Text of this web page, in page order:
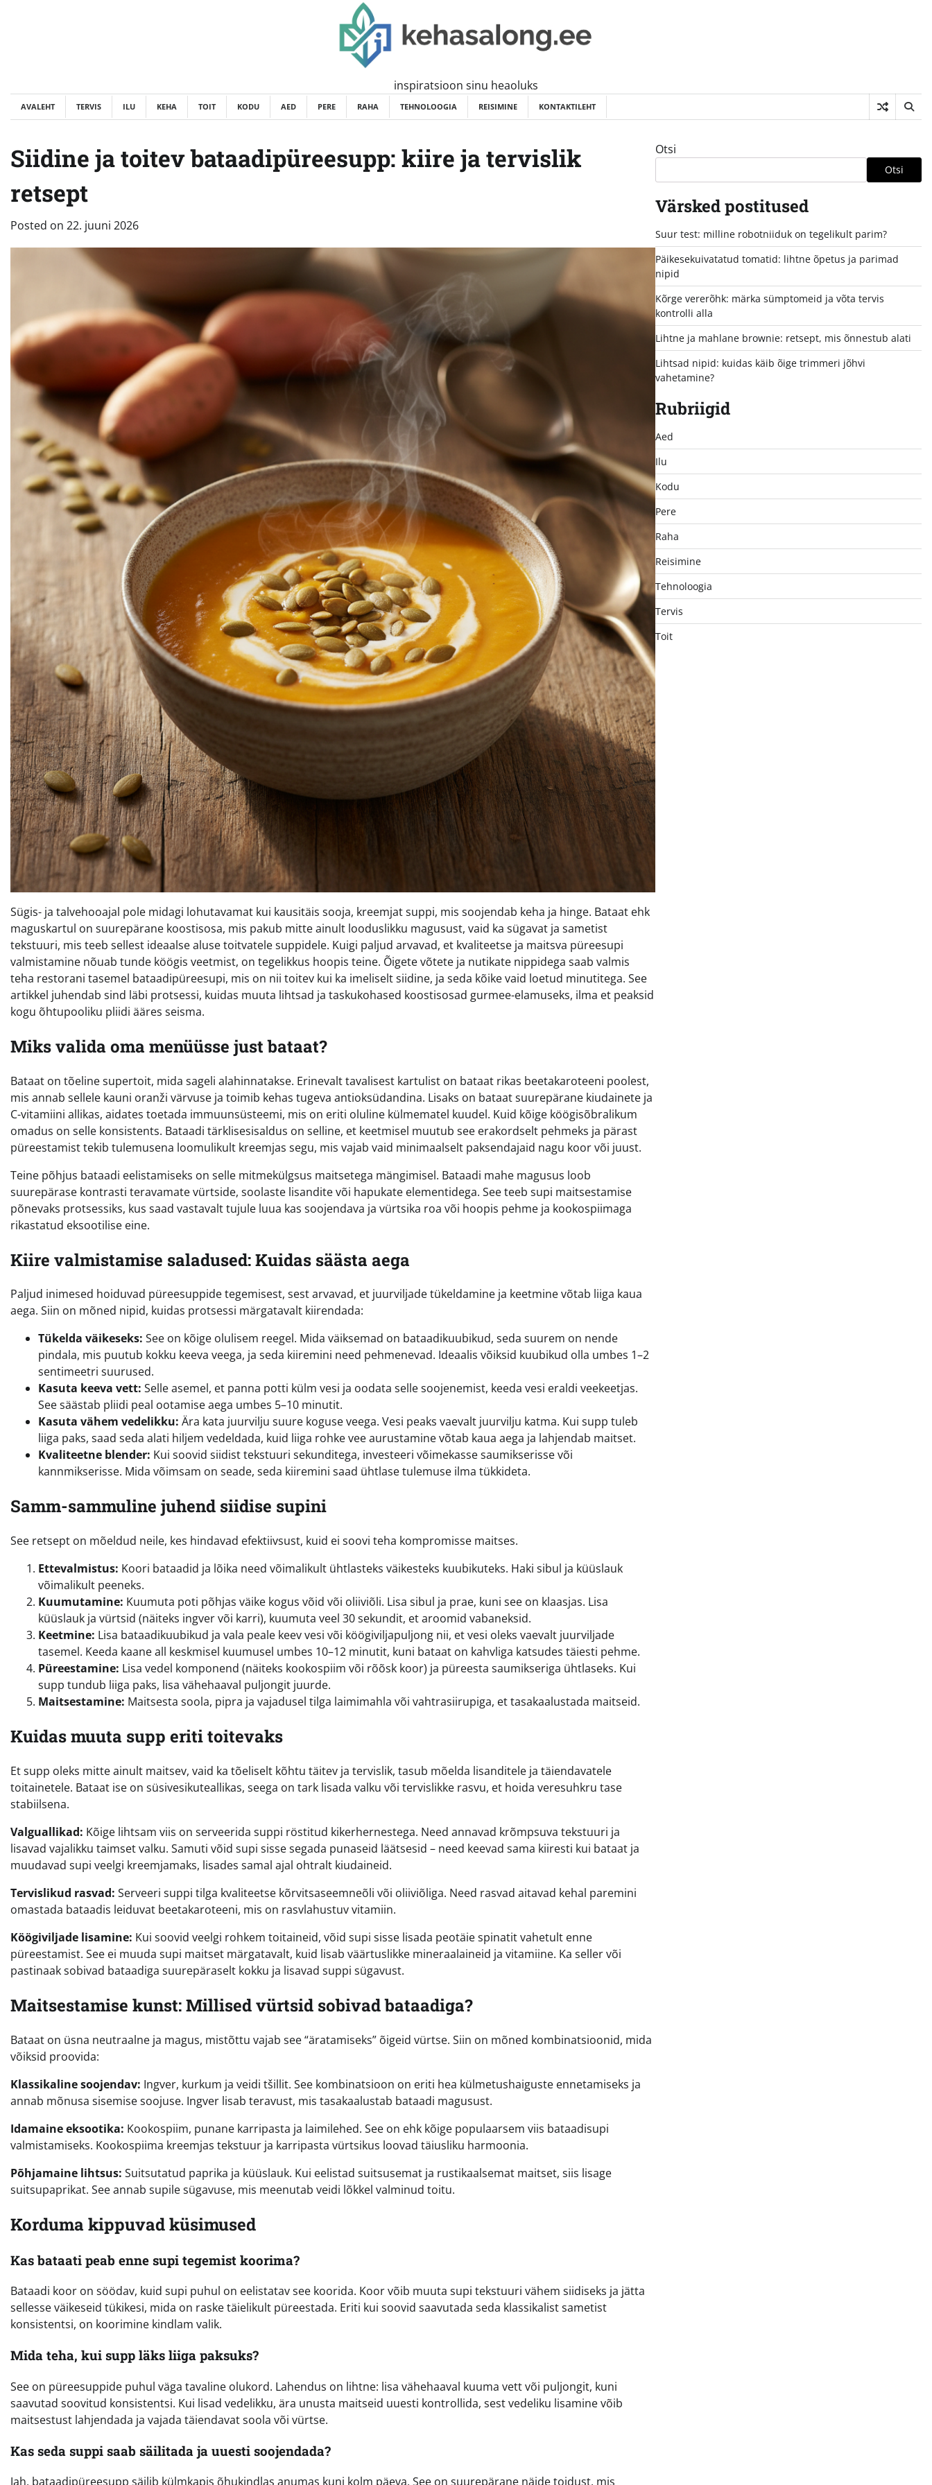
inspiratsioon sinu heaoluks
AVALEHT TERVIS ILU KEHA TOIT KODU AED PERE RAHA TEHNOLOOGIA REISIMINE KONTAKTILEHT
Siidine ja toitev bataadipüreesupp: kiire ja tervislik
retsept
Posted on 22. juuni 2026
Sügis- ja talvehooajal pole midagi lohutavamat kui kausitäis sooja, kreemjat suppi, mis soojendab keha ja hinge. Bataat ehk
maguskartul on suurepärane koostisosa, mis pakub mitte ainult looduslikku magusust, vaid ka sügavat ja sametist
tekstuuri, mis teeb sellest ideaalse aluse toitvatele suppidele. Kuigi paljud arvavad, et kvaliteetse ja maitsva püreesupi
valmistamine nõuab tunde köögis veetmist, on tegelikkus hoopis teine. Õigete võtete ja nutikate nippidega saab valmis
teha restorani tasemel bataadipüreesupi, mis on nii toitev kui ka imeliselt siidine, ja seda kõike vaid loetud minutitega. See
artikkel juhendab sind läbi protsessi, kuidas muuta lihtsad ja taskukohased koostisosad gurmee-elamuseks, ilma et peaksid
kogu õhtupooliku pliidi ääres seisma.
Miks valida oma menüüsse just bataat?
Bataat on tõeline supertoit, mida sageli alahinnatakse. Erinevalt tavalisest kartulist on bataat rikas beetakaroteeni poolest,
mis annab sellele kauni oranži värvuse ja toimib kehas tugeva antioksüdandina. Lisaks on bataat suurepärane kiudainete ja
C-vitamiini allikas, aidates toetada immuunsüsteemi, mis on eriti oluline külmematel kuudel. Kuid kõige köögisõbralikum
omadus on selle konsistents. Bataadi tärklisesisaldus on selline, et keetmisel muutub see erakordselt pehmeks ja pärast
püreestamist tekib tulemusena loomulikult kreemjas segu, mis vajab vaid minimaalselt paksendajaid nagu koor või juust.
Teine põhjus bataadi eelistamiseks on selle mitmekülgsus maitsetega mängimisel. Bataadi mahe magusus loob
suurepärase kontrasti teravamate vürtside, soolaste lisandite või hapukate elementidega. See teeb supi maitsestamise
põnevaks protsessiks, kus saad vastavalt tujule luua kas soojendava ja vürtsika roa või hoopis pehme ja kookospiimaga
rikastatud eksootilise eine.
Kiire valmistamise saladused: Kuidas säästa aega
Paljud inimesed hoiduvad püreesuppide tegemisest, sest arvavad, et juurviljade tükeldamine ja keetmine võtab liiga kaua
aega. Siin on mõned nipid, kuidas protsessi märgatavalt kiirendada:
Tükelda väikeseks: See on kõige olulisem reegel. Mida väiksemad on bataadikuubikud, seda suurem on nende
pindala, mis puutub kokku keeva veega, ja seda kiiremini need pehmenevad. Ideaalis võiksid kuubikud olla umbes 1–2
sentimeetri suurused.
Kasuta keeva vett: Selle asemel, et panna potti külm vesi ja oodata selle soojenemist, keeda vesi eraldi veekeetjas.
See säästab pliidi peal ootamise aega umbes 5–10 minutit.
Kasuta vähem vedelikku: Ära kata juurvilju suure koguse veega. Vesi peaks vaevalt juurvilju katma. Kui supp tuleb
liiga paks, saad seda alati hiljem vedeldada, kuid liiga rohke vee aurustamine võtab kaua aega ja lahjendab maitset.
Kvaliteetne blender: Kui soovid siidist tekstuuri sekunditega, investeeri võimekasse saumikserisse või
kannmikserisse. Mida võimsam on seade, seda kiiremini saad ühtlase tulemuse ilma tükkideta.
Samm-sammuline juhend siidise supini
See retsept on mõeldud neile, kes hindavad efektiivsust, kuid ei soovi teha kompromisse maitses.
Ettevalmistus: Koori bataadid ja lõika need võimalikult ühtlasteks väikesteks kuubikuteks. Haki sibul ja küüslauk
võimalikult peeneks.
Kuumutamine: Kuumuta poti põhjas väike kogus võid või oliiviõli. Lisa sibul ja prae, kuni see on klaasjas. Lisa
küüslauk ja vürtsid (näiteks ingver või karri), kuumuta veel 30 sekundit, et aroomid vabaneksid.
Keetmine: Lisa bataadikuubikud ja vala peale keev vesi või köögiviljapuljong nii, et vesi oleks vaevalt juurviljade
tasemel. Keeda kaane all keskmisel kuumusel umbes 10–12 minutit, kuni bataat on kahvliga katsudes täiesti pehme.
Püreestamine: Lisa vedel komponend (näiteks kookospiim või rõõsk koor) ja püreesta saumikseriga ühtlaseks. Kui
supp tundub liiga paks, lisa vähehaaval puljongit juurde.
Maitsestamine: Maitsesta soola, pipra ja vajadusel tilga laimimahla või vahtrasiirupiga, et tasakaalustada maitseid.
Kuidas muuta supp eriti toitevaks
Et supp oleks mitte ainult maitsev, vaid ka tõeliselt kõhtu täitev ja tervislik, tasub mõelda lisanditele ja täiendavatele
toitainetele. Bataat ise on süsivesikuteallikas, seega on tark lisada valku või tervislikke rasvu, et hoida veresuhkru tase
stabiilsena.
Valguallikad: Kõige lihtsam viis on serveerida suppi röstitud kikerhernestega. Need annavad krõmpsuva tekstuuri ja
lisavad vajalikku taimset valku. Samuti võid supi sisse segada punaseid läätsesid – need keevad sama kiiresti kui bataat ja
muudavad supi veelgi kreemjamaks, lisades samal ajal ohtralt kiudaineid.
Tervislikud rasvad: Serveeri suppi tilga kvaliteetse kõrvitsaseemneõli või oliiviõliga. Need rasvad aitavad kehal paremini
omastada bataadis leiduvat beetakaroteeni, mis on rasvlahustuv vitamiin.
Köögiviljade lisamine: Kui soovid veelgi rohkem toitaineid, võid supi sisse lisada peotäie spinatit vahetult enne
püreestamist. See ei muuda supi maitset märgatavalt, kuid lisab väärtuslikke mineraalaineid ja vitamiine. Ka seller või
pastinaak sobivad bataadiga suurepäraselt kokku ja lisavad suppi sügavust.
Maitsestamise kunst: Millised vürtsid sobivad bataadiga?
Bataat on üsna neutraalne ja magus, mistõttu vajab see “äratamiseks” õigeid vürtse. Siin on mõned kombinatsioonid, mida
võiksid proovida:
Klassikaline soojendav: Ingver, kurkum ja veidi tšillit. See kombinatsioon on eriti hea külmetushaiguste ennetamiseks ja
annab mõnusa sisemise soojuse. Ingver lisab teravust, mis tasakaalustab bataadi magusust.
Idamaine eksootika: Kookospiim, punane karripasta ja laimilehed. See on ehk kõige populaarsem viis bataadisupi
valmistamiseks. Kookospiima kreemjas tekstuur ja karripasta vürtsikus loovad täiusliku harmoonia.
Põhjamaine lihtsus: Suitsutatud paprika ja küüslauk. Kui eelistad suitsusemat ja rustikaalsemat maitset, siis lisage
suitsupaprikat. See annab supile sügavuse, mis meenutab veidi lõkkel valminud toitu.
Korduma kippuvad küsimused
Kas bataati peab enne supi tegemist koorima?
Bataadi koor on söödav, kuid supi puhul on eelistatav see koorida. Koor võib muuta supi tekstuuri vähem siidiseks ja jätta
sellesse väikeseid tükikesi, mida on raske täielikult püreestada. Eriti kui soovid saavutada seda klassikalist sametist
konsistentsi, on koorimine kindlam valik.
Mida teha, kui supp läks liiga paksuks?
See on püreesuppide puhul väga tavaline olukord. Lahendus on lihtne: lisa vähehaaval kuuma vett või puljongit, kuni
saavutad soovitud konsistentsi. Kui lisad vedelikku, ära unusta maitseid uuesti kontrollida, sest vedeliku lisamine võib
maitsestust lahjendada ja vajada täiendavat soola või vürtse.
Kas seda suppi saab säilitada ja uuesti soojendada?
Jah, bataadipüreesupp säilib külmkapis õhukindlas anumas kuni kolm päeva. See on suurepärane näide toidust, mis
Otsi
Otsi
Värsked postitused
Suur test: milline robotniiduk on tegelikult parim?
Päikesekuivatatud tomatid: lihtne õpetus ja parimad
nipid
Kõrge vererõhk: märka sümptomeid ja võta tervis
kontrolli alla
Lihtne ja mahlane brownie: retsept, mis õnnestub alati
Lihtsad nipid: kuidas käib õige trimmeri jõhvi
vahetamine?
Rubriigid
Aed
Ilu
Kodu
Pere
Raha
Reisimine
Tehnoloogia
Tervis
Toit